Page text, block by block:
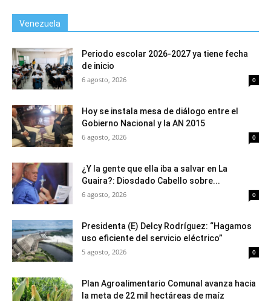
Venezuela
Periodo escolar 2026-2027 ya tiene fecha
de inicio
6 agosto, 2026 0
Hoy se instala mesa de diálogo entre el
Gobierno Nacional y la AN 2015
6 agosto, 2026 0
¿Y la gente que ella iba a salvar en La
Guaira?: Diosdado Cabello sobre...
6 agosto, 2026 0
Presidenta (E) Delcy Rodríguez: “Hagamos
uso eficiente del servicio eléctrico”
5 agosto, 2026 0
Plan Agroalimentario Comunal avanza hacia
la meta de 22 mil hectáreas de maíz